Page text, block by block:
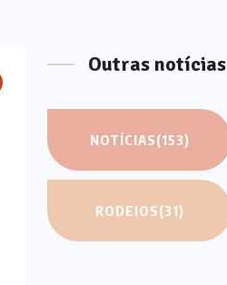
Outras notícias
NOTÍCIAS(153)
RODEIOS(31)